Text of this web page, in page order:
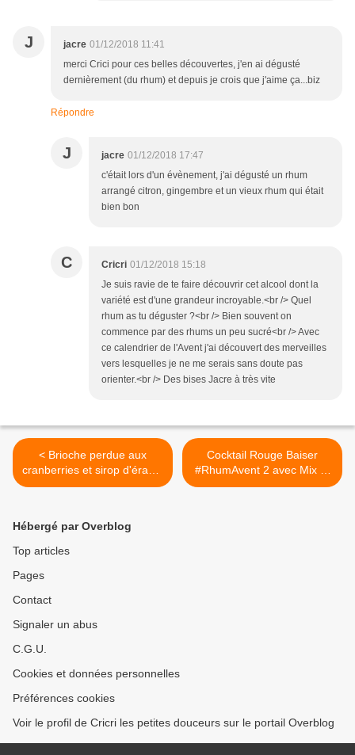
J jacre 01/12/2018 11:41
merci Crici pour ces belles découvertes, j'en ai dégusté
dernièrement (du rhum) et depuis je crois que j'aime ça...biz
Répondre
J jacre 01/12/2018 17:47
c'était lors d'un évènement, j'ai dégusté un rhum
arrangé citron, gingembre et un vieux rhum qui était
bien bon
C Cricri 01/12/2018 15:18
Je suis ravie de te faire découvrir cet alcool dont la
variété est d'une grandeur incroyable.<br /> Quel
rhum as tu déguster ?<br /> Bien souvent on
commence par des rhums un peu sucré<br /> Avec
ce calendrier de l'Avent j'ai découvert des merveilles
vers lesquelles je ne me serais sans doute pas
orienter.<br /> Des bises Jacre à très vite
< Brioche perdue aux
cranberries et sirop d'érable
cuisson au four avec Le
Cocktail Rouge Baiser
#RhumAvent 2 avec Mix et
Cocktail de Charrette >
Hébergé par Overblog
Top articles
Pages
Contact
Signaler un abus
C.G.U.
Cookies et données personnelles
Préférences cookies
Voir le profil de Cricri les petites douceurs sur le portail Overblog